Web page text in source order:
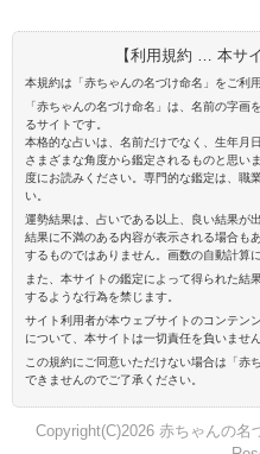
【利用規約 … 本サ
本規約は「赤ちゃんの名づけ命名」をご利
「赤ちゃんの名づけ命名」は、名前の字画
るサイトです。
本格的な占いは、名前だけでなく、生年月
さまざまな角度から鑑定されるものと思い
度にお読みください。専門的な鑑定は、職
い。
運勢結果は、占いである以上、良い結果が
結果に不満のある内容が表示される場合も
するものではありません。画数の自動計算
また、本サイトの鑑定によって得られた結
するような行為を禁じます。
サイト利用者が本ウェブサイトのコンテン
について、本サイトは一切責任を負いません
この規約にご同意いただけない場合は「赤
できませんのでご了承ください。
Copyright(C)2026 赤ちゃんの